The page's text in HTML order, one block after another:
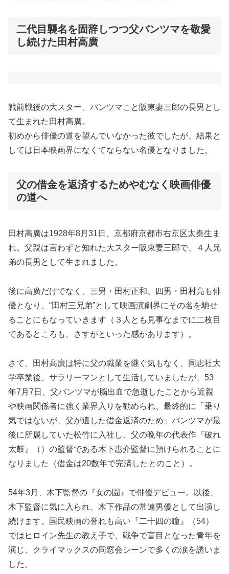
二代目襲名を固辞しつつ父バンツマを敬愛
し続けた田村高廣
戦前戦後の大スター、バンツマこと阪東妻三郎の長男とし
て生まれた田村高廣。
初めから俳優の道を望んでいなかった彼でしたが、結果と
しては日本映画界になくてならない名優となりました。
父の借金を返済するためやむなく映画俳優
の道へ
田村高廣は1928年8月31日、京都府京都市右京区太秦生ま
れ。父親は言わずと知れた大スター阪東妻三郎で、４人兄
弟の長男として生まれました。
後に高廣だけでなく、三男・田村正和、四男・田村亮も俳
優となり、“田村三兄弟”として映画演劇界にその名を馳せ
ることにもなっていきます（３人とも見事なまでに二枚目
であるところも、さすがといった感があります）。
さて、田村高廣は特に父の職業を継ぐ気もなく、同志社大
学卒業後、サラリーマンとして生活していましたが、53
年7月7日、父バンツマが脳出血で急逝したことから近親
や映画関係者に強く業界入りを勧められ、最終的に「乗り
気ではないが、父が遺した借金返済のため」バンツマが最
後に所属していた松竹に入社し、父の晩年の代表作『破れ
太鼓』（）の監督である木下惠介監督に預けられることに
なりました（借金は20数年で完済したとのこと）。
54年3月、木下監督の『女の園』で俳優デビュー。以後、
木下監督に気に入られ、木下作品の常連男優として出演し
続けます。国民映画の誉れも高い『二十四の瞳』（54）
ではヒロイン先生の教え子で、戦争で盲目となった青年を
演じ、クライマックスの同窓会シーンで多くの涙を誘いま
した。